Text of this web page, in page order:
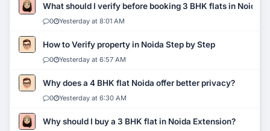
What should I verify before booking 3 BHK flats in Noida?
0 Yesterday at 8:01 AM
How to Verify property in Noida Step by Step
0 Yesterday at 6:57 AM
Why does a 4 BHK flat Noida offer better privacy?
0 Yesterday at 6:30 AM
Why should I buy a 3 BHK flat in Noida Extension?